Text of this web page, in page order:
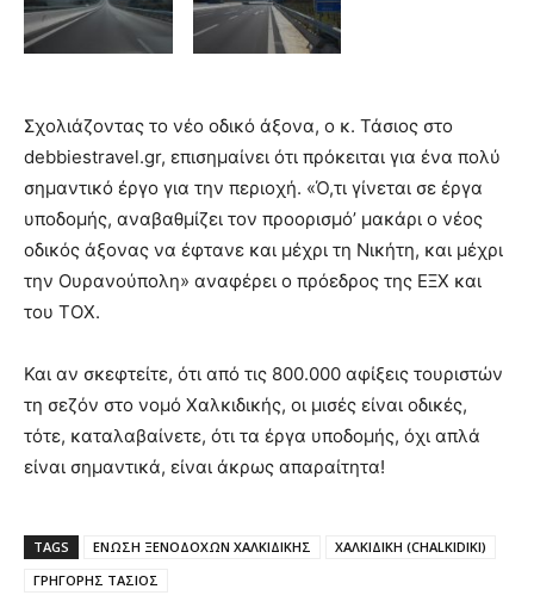
Σχολιάζοντας το νέο οδικό άξονα, ο κ. Τάσιος στο
debbiestravel.gr, επισημαίνει ότι πρόκειται για ένα πολύ
σημαντικό έργο για την περιοχή. «Ό,τι γίνεται σε έργα
υποδομής, αναβαθμίζει τον προορισμό’ μακάρι ο νέος
οδικός άξονας να έφτανε και μέχρι τη Νικήτη, και μέχρι
την Ουρανούπολη» αναφέρει ο πρόεδρος της ΕΞΧ και
του ΤΟΧ.
Και αν σκεφτείτε, ότι από τις 800.000 αφίξεις τουριστών
τη σεζόν στο νομό Χαλκιδικής, οι μισές είναι οδικές,
τότε, καταλαβαίνετε, ότι τα έργα υποδομής, όχι απλά
είναι σημαντικά, είναι άκρως απαραίτητα!
TAGS ΕΝΩΣΗ ΞΕΝΟΔΟΧΩΝ ΧΑΛΚΙΔΙΚΗΣ
ΧΑΛΚΙΔΙΚΗ (CHALKIDIKI)
ΓΡΗΓΟΡΗΣ ΤΑΣΙΟΣ